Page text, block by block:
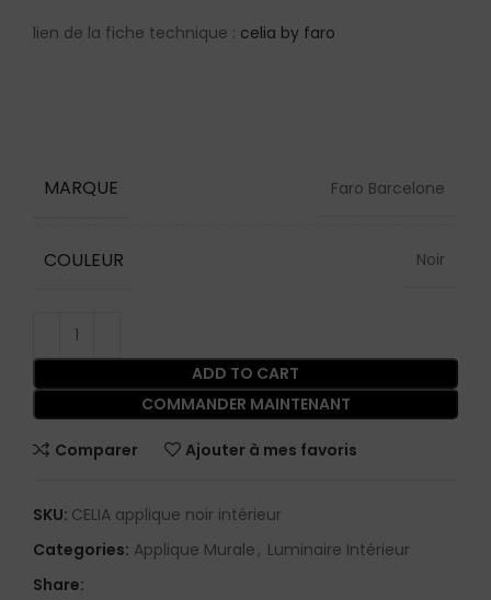
lien de la fiche technique : celia by faro
MARQUE Faro Barcelone
COULEUR Noir
ADD TO CART
COMMANDER MAINTENANT
Comparer Ajouter à mes favoris
SKU: CELIA applique noir intérieur
Categories: Applique Murale, Luminaire Intérieur
Share: